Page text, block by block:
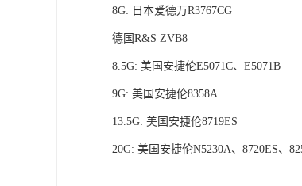
8G: 日本爱德万R3767CG
德国R&S ZVB8
8.5G: 美国安捷伦E5071C、E5071B
9G: 美国安捷伦8358A
13.5G: 美国安捷伦8719ES
20G: 美国安捷伦N5230A、8720ES、